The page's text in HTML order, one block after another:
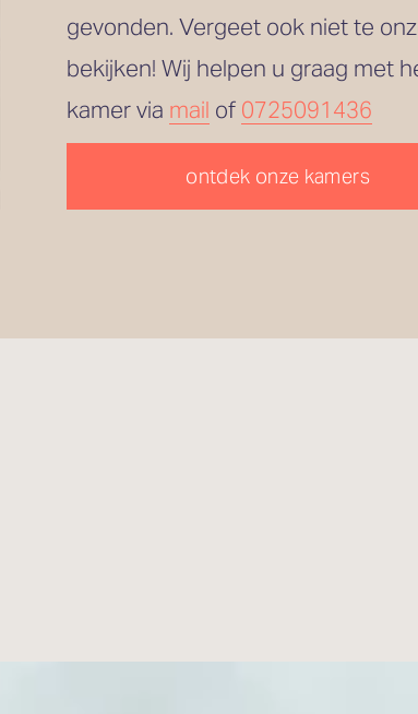
gevonden. Vergeet ook niet te
bekijken! Wij helpen u graag met
kamer via mail of 0725091436
ontdek onze kamers